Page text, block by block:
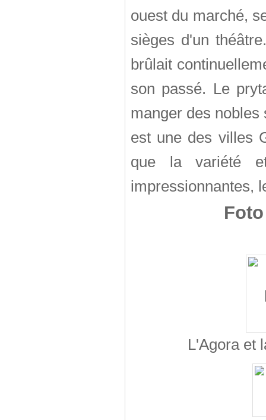
ouest du marché,
sièges d'un
brûlait
son passé. Le
manger des nobles
est une des villes
que la variété
impressionnantes,
L'Agora et